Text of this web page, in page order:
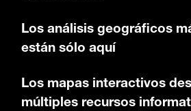
Los análisis geográficos
están sólo aquí
Los mapas interactivos
múltiples recursos